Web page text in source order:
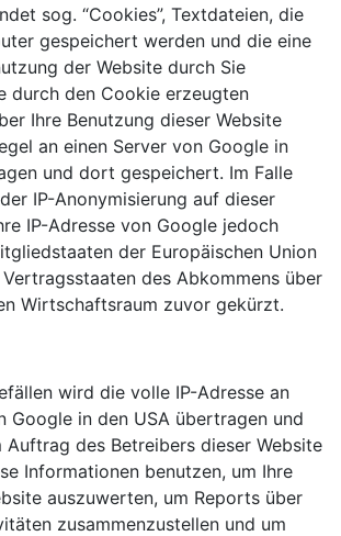
sog. “Cookies”, Textdateien, die
gespeichert werden und die eine
der Website durch Sie
durch den Cookie erzeugten
Ihre Benutzung dieser Website
an einen Server von Google in
und dort gespeichert. Im Falle
IP-Anonymisierung auf dieser
IP-Adresse von Google jedoch
der Europäischen Union
des Abkommens über
Wirtschaftsraum zuvor gekürzt.
wird die volle IP-Adresse an
Google in den USA übertragen und
des Betreibers dieser Website
Informationen benutzen, um Ihre
auszuwerten, um Reports über
zusammenzustellen und um